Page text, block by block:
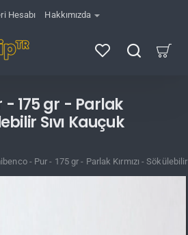
Hesabı Hakkımızda
175 gr - Parlak
Sıvı Kauçuk
- Pur - 175 gr - Parlak Kırmızı -